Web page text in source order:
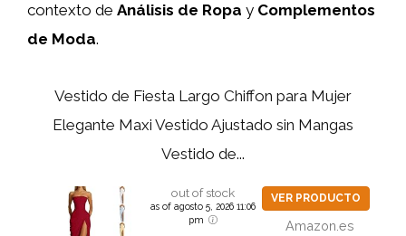
contexto de Análisis de Ropa y Complementos
de Moda.
Vestido de Fiesta Largo Chiffon para Mujer
Elegante Maxi Vestido Ajustado sin Mangas
Vestido de...
out of stock
as of agosto 5, 2026 11:06
pm
VER PRODUCTO
Amazon.es